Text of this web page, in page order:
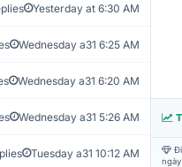
Yesterday at 6:30 AM
Wednesday a31 6:25 AM
Wednesday a31 6:20 AM
Wednesday a31 5:26 AM
Tuesday a31 10:12 AM